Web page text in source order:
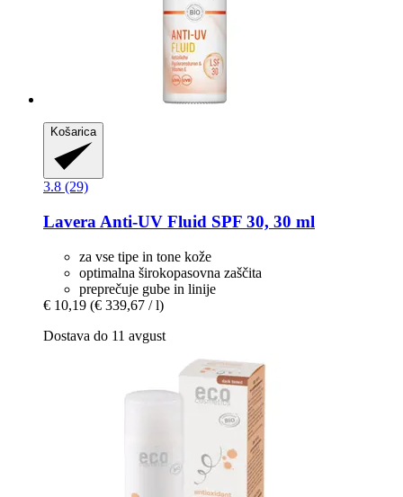
Košarica
3.8 (29)
Lavera Anti-​UV Fluid SPF 30, 30 ml
za vse tipe in tone kože
optimalna širokopasovna zaščita
preprečuje gube in linije
€ 10,19 (€ 339,67 / l)
Dostava do 11 avgust